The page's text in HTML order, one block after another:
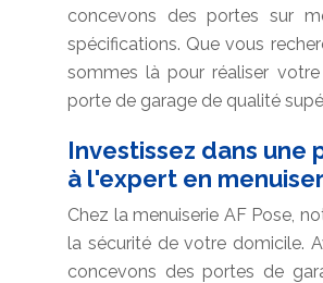
concevons des portes sur
spécifications. Que vous
sommes là pour réaliser
porte de garage de qualité
Investissez dans
à l'expert en
Chez la menuiserie AF Pose,
la sécurité de votre domicile.
concevons des portes de